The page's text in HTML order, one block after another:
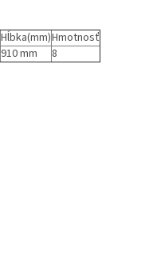
Hĺbka(mm)Hmotnosť
910 mm 8